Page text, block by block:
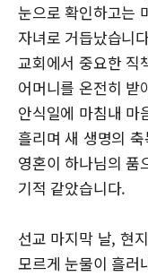
눈으로 확인하고는
자녀로 거듭났습니
교회에서 중요한 직
어머니를 온전히 받
안식일에 마침내 마
흘리며 새 생명의
영혼이 하나님의 품
기적 같았습니다.
선교 마지막 날, 현
모르게 눈물이 흘러